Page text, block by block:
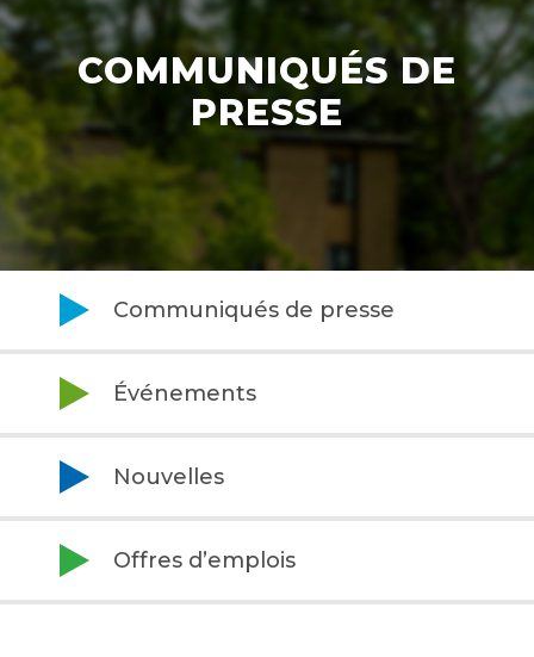
COMMUNIQUÉS DE
PRESSE
Communiqués de presse
Événements
Nouvelles
Offres d’emplois